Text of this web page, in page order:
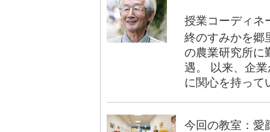
授業コーディネ
終のすみかを郷
の農業研究所に
遇。 以来、企
に関心を持って
今回の教室：愛